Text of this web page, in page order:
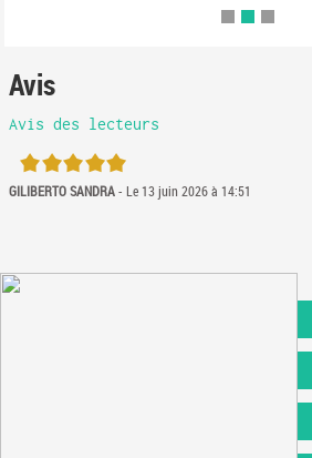
Avis
Avis des lecteurs
5/5
GILIBERTO SANDRA - Le 13 juin 2026 à 14:51